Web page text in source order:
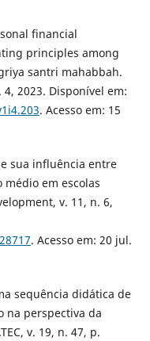
financial
principles among
santri mahabbah.
2023. Disponível em:
. Acesso em: 15
e sua influência entre
médio em escolas
v. 11, n. 6,
. Acesso em: 20 jul.
sequência didática de
na perspectiva da
v. 19, n. 47, p.